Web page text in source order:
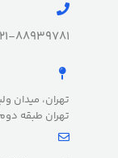
88939781
تهران، میدان
تهران طبقه دوم